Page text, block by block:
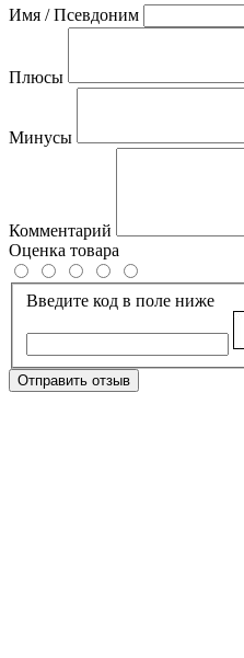
Имя / Псевдоним
Плюсы
Минусы
Комментарий
Оценка товара
Введите код в поле ниже
Отправить отзыв